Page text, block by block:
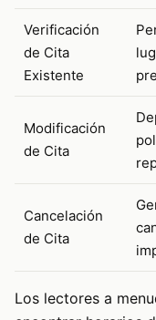
Verificación
de Cita
Existente
Modificación
de Cita
Cancelación
de Cita
Los lectores a